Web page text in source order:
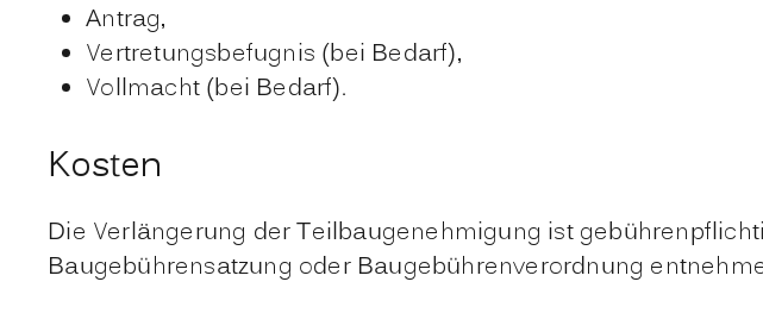
Antrag,
Vertretungsbefugnis (bei Bedarf),
Vollmacht (bei Bedarf).
Kosten
Die Verlängerung der Teilbaugenehmigung ist
Baugebührensatzung oder Baugebührenverordnung